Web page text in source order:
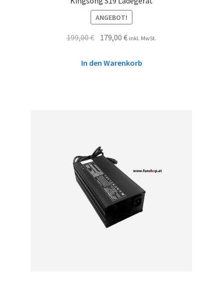
ANGEBOT!
199,00€ 179,00€ inkl. MwSt.
In den Warenkorb